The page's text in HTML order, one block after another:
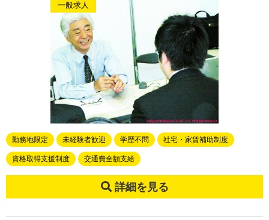
一般求人
勤務地限定 未経験者歓迎 学歴不問 社宅・家賃補助制度
資格取得支援制度 交通費全額支給
詳細を見る